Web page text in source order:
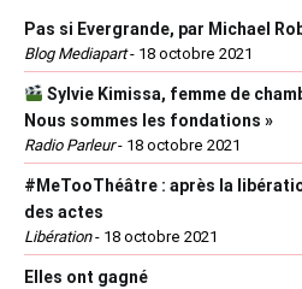
Pas si Evergrande, par Michael
Blog Mediapart- 18 octobre 2021
Sylvie Kimissa, femme de
Nous sommes les fondations »
Radio Parleur- 18 octobre 2021
#MeTooThéâtre : après la
des actes
Libération- 18 octobre 2021
Elles ont gagné